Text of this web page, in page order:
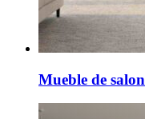
Mueble de